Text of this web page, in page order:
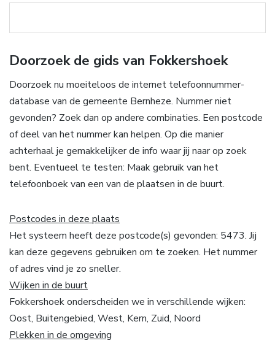
Doorzoek de gids van Fokkershoek
Doorzoek nu moeiteloos de internet telefoonnummer-
database van de gemeente Bernheze. Nummer niet
gevonden? Zoek dan op andere combinaties. Een postcode
of deel van het nummer kan helpen. Op die manier
achterhaal je gemakkelijker de info waar jij naar op zoek
bent. Eventueel te testen: Maak gebruik van het
telefoonboek van een van de plaatsen in de buurt.
Postcodes in deze plaats
Het systeem heeft deze postcode(s) gevonden: 5473. Jij
kan deze gegevens gebruiken om te zoeken. Het nummer
of adres vind je zo sneller.
Wijken in de buurt
Fokkershoek onderscheiden we in verschillende wijken:
Oost, Buitengebied, West, Kern, Zuid, Noord
Plekken in de omgeving